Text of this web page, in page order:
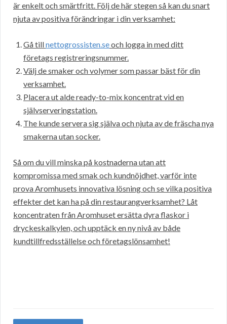
är enkelt och smärtfritt. Följ de här stegen så kan du snart
njuta av positiva förändringar i din verksamhet:
Gå tillnettogrossisten.seoch logga in med ditt
företags registreringsnummer.
Välj de smaker och volymer som passar bäst för din
verksamhet.
Placera ut alde ready-to-mix koncentrat vid en
självserveringstation.
The kunde servera sig själva och njuta av de fräscha nya
smakerna utan socker.
Så om du vill minska på kostnaderna utan att
kompromissa med smak och kundnöjdhet, varför inte
prova Aromhusets innovativa lösning och se vilka positiva
effekter det kan ha på din restaurangverksamhet? Låt
koncentraten från Aromhuset ersätta dyra flaskor i
dryckeskalkylen, och upptäck en ny nivå av både
kundtillfredsställelse och företagslönsamhet!